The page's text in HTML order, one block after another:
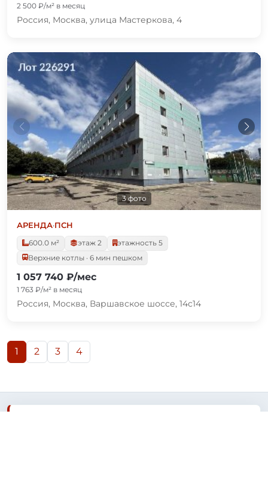
2 500 ₽/м² в месяц
Россия, Москва, улица Мастеркова, 4
3 фото
АРЕНДА·ПСН
600.0 м²
этаж 2
этажность 5
Верхние котлы · 6 мин пешком
1 057 740 ₽/мес
1 763 ₽/м² в месяц
Россия, Москва, Варшавское шоссе, 14с14
1 2 3 4